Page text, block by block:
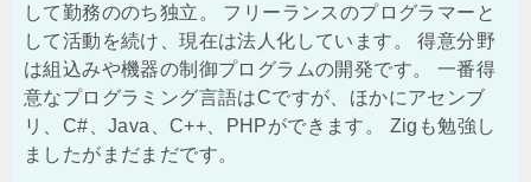
して勤務ののち独立。 フリーランスのプログラマーと
して活動を続け、現在は法人化しています。 得意分野
は組込みや機器の制御プログラムの開発です。 一番得
意なプログラミング言語はCですが、ほかにアセンブ
リ、C#、Java、C++、PHPができます。 Zigも勉強し
ましたがまだまだです。